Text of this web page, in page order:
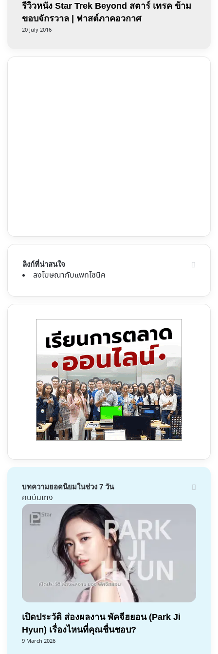
รีวิวหนัง Star Trek Beyond สตาร์ เทรค ข้าม
ขอบจักรวาล | ฟาสต์ภาคอวกาศ
20 July 2016
ลิงก์ที่น่าสนใจ
ลงโฆษณากับแพทโซนิค
บทความยอดนิยมในช่วง 7 วัน
คนบันเทิง
เปิดประวัติ ส่องผลงาน พัคจีฮยอน (Park Ji
Hyun) เรื่องไหนที่คุณชื่นชอบ?
9 March 2026